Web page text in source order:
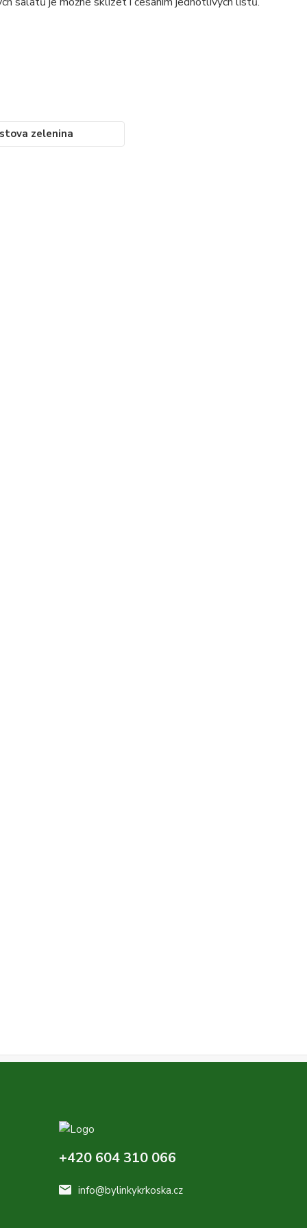
zelenina
+420 604 310 066
info@bylinkykrkoska.cz